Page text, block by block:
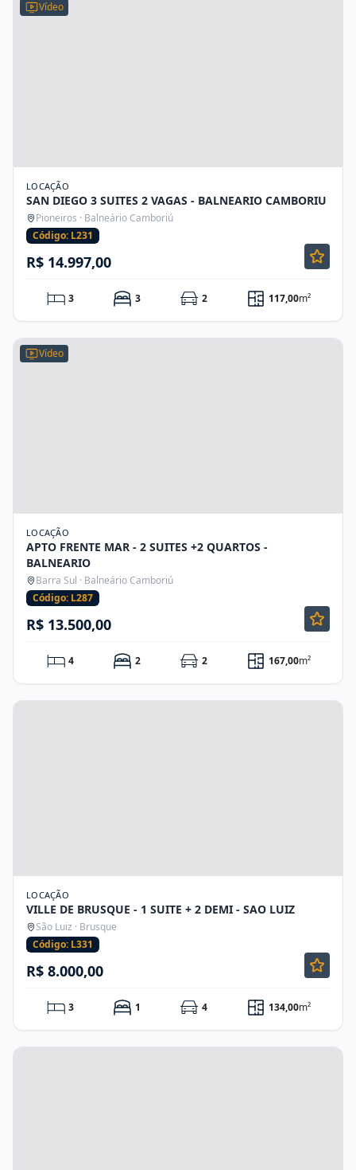
Vídeo
LOCAÇÃO
SAN DIEGO 3 SUITES 2 VAGAS - BALNEARIO CAMBORIU
Pioneiros · Balneário Camboriú
Código: L231
R$ 14.997,00
3 3 2 117,00m²
Vídeo
LOCAÇÃO
APTO FRENTE MAR - 2 SUITES +2 QUARTOS -
BALNEARIO
Barra Sul · Balneário Camboriú
Código: L287
R$ 13.500,00
4 2 2 167,00m²
LOCAÇÃO
VILLE DE BRUSQUE - 1 SUITE + 2 DEMI - SAO LUIZ
São Luiz · Brusque
Código: L331
R$ 8.000,00
3 1 4 134,00m²